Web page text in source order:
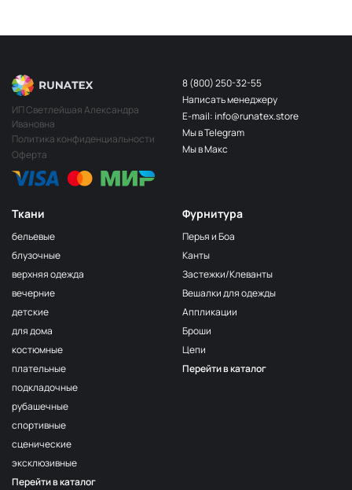
Ткани
бельевые
блузочные
верхняя одежда
вечерние
детские
для дома
костюмные
плательные
подкладочные
рубашечные
спортивные
сценические
эксклюзивные
Перейти в каталог
Фурнитура
Перья и Боа
Канты
Застежки/Клеванты
Вешалки для одежды
Аппликации
Броши
Цепи
Перейти в каталог
ИП Светлейшая Александра
Ивановна
Политика конфиденциальности
Оферта
8 (800) 250-32-55
Написать менеджеру
E-mail: info@runatex.store
Мы в Telegram
Мы в Макс